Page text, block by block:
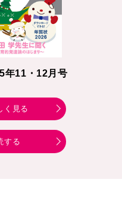
年11・12月号
く見る
する